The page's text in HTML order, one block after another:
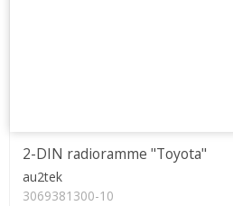
2-DIN radioramme "Toyota"
au2tek
3069381300-10